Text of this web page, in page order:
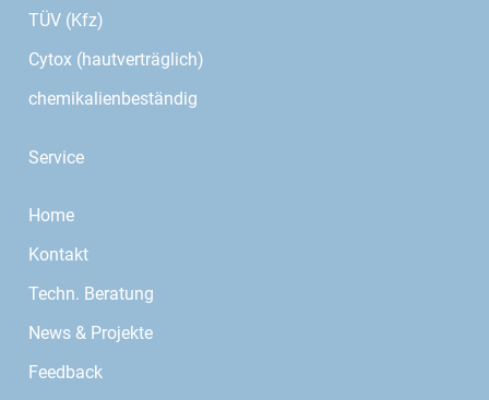
TÜV (Kfz)
Cytox (hautverträglich)
chemikalienbeständig
Service
Home
Kontakt
Techn. Beratung
News & Projekte
Feedback